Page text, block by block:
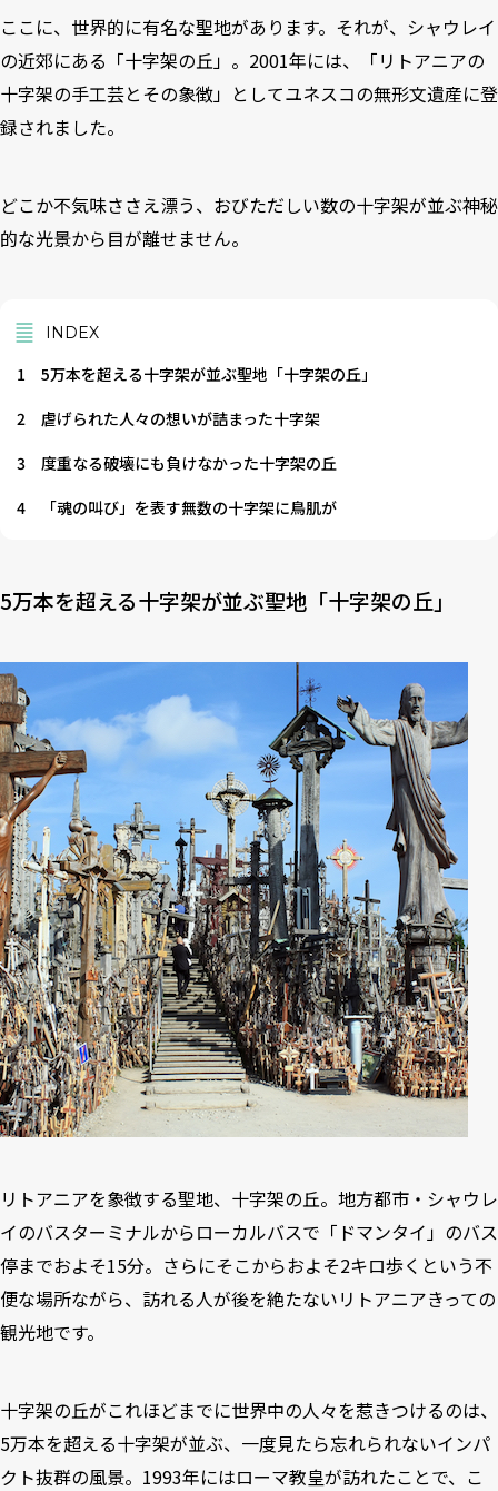
ここに、世界的に有名な聖地があります。それが、シャウレイ
の近郊にある「十字架の丘」。2001年には、「リトアニアの
十字架の手工芸とその象徴」としてユネスコの無形文遺産に登
録されました。
どこか不気味ささえ漂う、おびただしい数の十字架が並ぶ神秘
的な光景から目が離せません。
INDEX
1
5万本を超える十字架が並ぶ聖地「十字架の丘」
2
虐げられた人々の想いが詰まった十字架
3
度重なる破壊にも負けなかった十字架の丘
4
「魂の叫び」を表す無数の十字架に鳥肌が
5万本を超える十字架が並ぶ聖地「十字架の丘」
リトアニアを象徴する聖地、十字架の丘。地方都市・シャウレ
イのバスターミナルからローカルバスで「ドマンタイ」のバス
停までおよそ15分。さらにそこからおよそ2キロ歩くという不
便な場所ながら、訪れる人が後を絶たないリトアニアきっての
観光地です。
十字架の丘がこれほどまでに世界中の人々を惹きつけるのは、
5万本を超える十字架が並ぶ、一度見たら忘れられないインパ
クト抜群の風景。1993年にはローマ教皇が訪れたことで、こ